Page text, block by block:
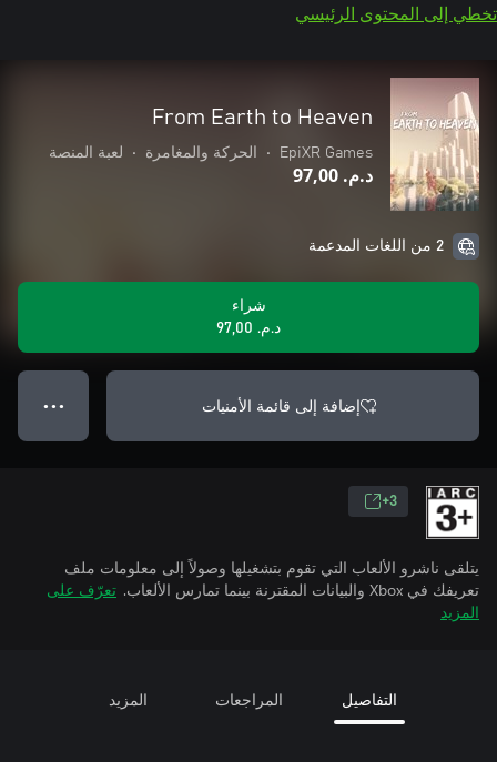
تخطي إلى المحتوى الرئيسي
From Earth to Heaven
EpiXR Games
• الحركة والمغامرة • لعبة المنصة
د.م.‏ 97,00
2 من اللغات المدعمة
شراء
د.م.‏ 97,00
إضافة إلى قائمة الأمنيات ● ● ●
3+
يتلقى ناشرو الألعاب التي تقوم بتشغيلها وصولاً إلى معلومات ملف
تعريفك في Xbox والبيانات المقترنة بينما تمارس الألعاب.
تعرّف على
المزيد
التفاصيل المراجعات المزيد